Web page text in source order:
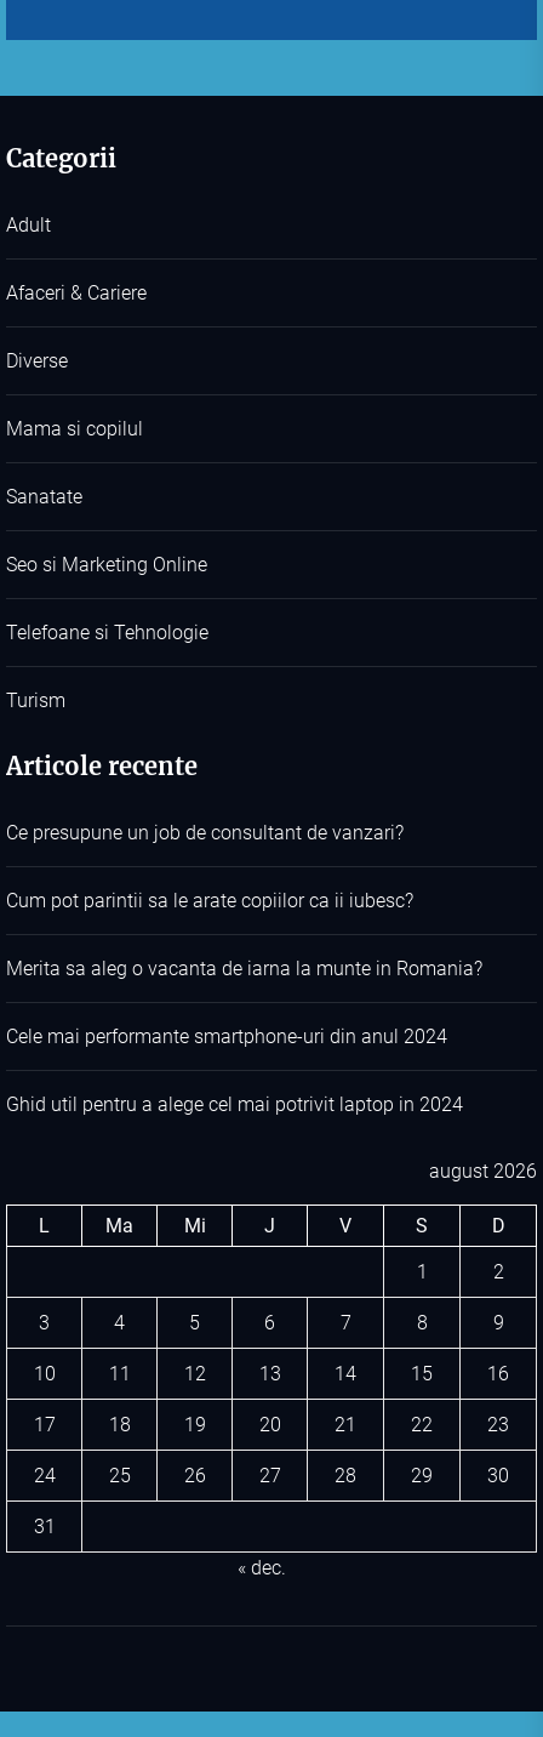
Categorii
Adult
Afaceri & Cariere
Diverse
Mama si copilul
Sanatate
Seo si Marketing Online
Telefoane si Tehnologie
Turism
Articole recente
Ce presupune un job de consultant de vanzari?
Cum pot parintii sa le arate copiilor ca ii iubesc?
Merita sa aleg o vacanta de iarna la munte in Romania?
Cele mai performante smartphone-uri din anul 2024
Ghid util pentru a alege cel mai potrivit laptop in 2024
august 2026
L Ma Mi J V S
D
1
2
3 4 5 6 7 8 9
10 11 12 13 14 15 16
17 18 19 20 21 22 23
24 25 26 27 28 29 30
31
« dec.